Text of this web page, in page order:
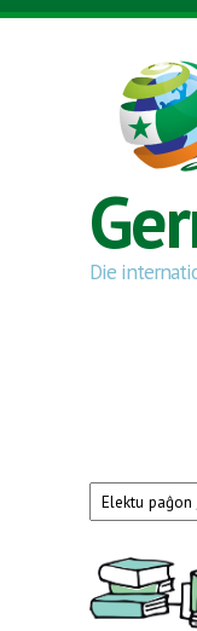
Skip to main content
Die